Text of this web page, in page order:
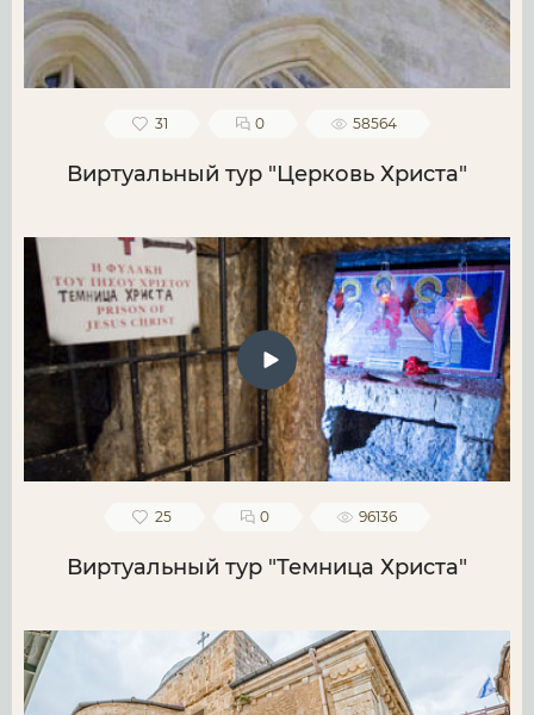
31 0 58564
Виртуальный тур "Церковь Христа"
25 0 96136
Виртуальный тур "Темница Христа"